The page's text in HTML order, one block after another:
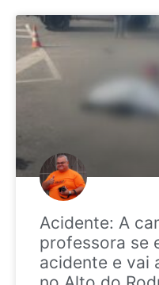
Acidente: A
professora se
acidente e vai